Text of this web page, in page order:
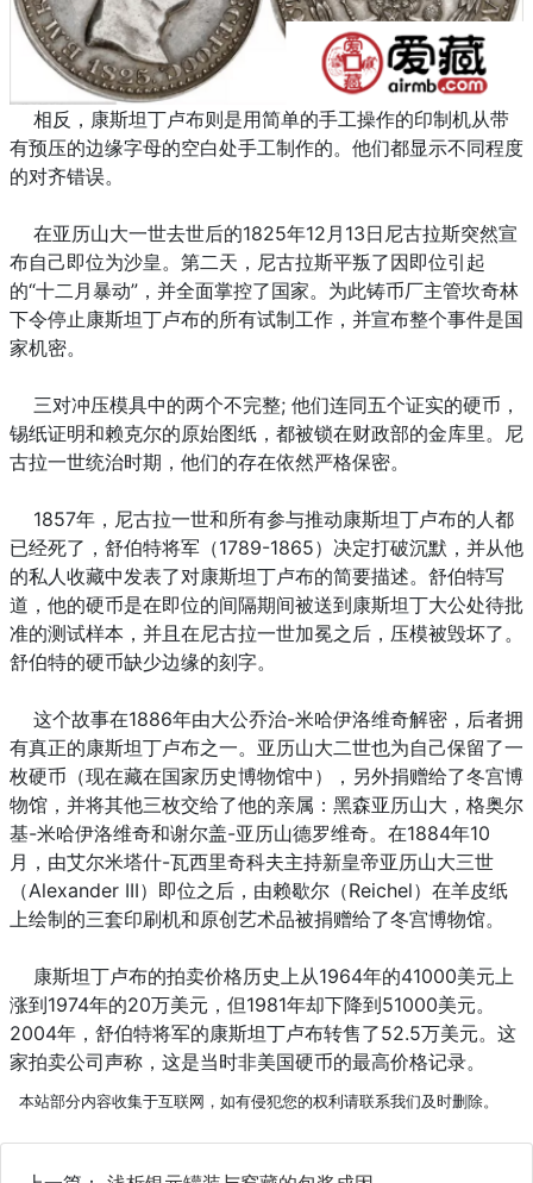
相反，康斯坦丁卢布则是用简单的手工操作的印制机从带
有预压的边缘字母的空白处手工制作的。他们都显示不同程度
的对齐错误。
在亚历山大一世去世后的1825年12月13日尼古拉斯突然宣
布自己即位为沙皇。第二天，尼古拉斯平叛了因即位引起
的“十二月暴动”，并全面掌控了国家。为此铸币厂主管坎奇林
下令停止康斯坦丁卢布的所有试制工作，并宣布整个事件是国
家机密。
三对冲压模具中的两个不完整; 他们连同五个证实的硬币，
锡纸证明和赖克尔的原始图纸，都被锁在财政部的金库里。尼
古拉一世统治时期，他们的存在依然严格保密。
1857年，尼古拉一世和所有参与推动康斯坦丁卢布的人都
已经死了，舒伯特将军（1789-1865）决定打破沉默，并从他
的私人收藏中发表了对康斯坦丁卢布的简要描述。舒伯特写
道，他的硬币是在即位的间隔期间被送到康斯坦丁大公处待批
准的测试样本，并且在尼古拉一世加冕之后，压模被毁坏了。
舒伯特的硬币缺少边缘的刻字。
这个故事在1886年由大公乔治-米哈伊洛维奇解密，后者拥
有真正的康斯坦丁卢布之一。亚历山大二世也为自己保留了一
枚硬币（现在藏在国家历史博物馆中），另外捐赠给了冬宫博
物馆，并将其他三枚交给了他的亲属：黑森亚历山大，格奥尔
基-米哈伊洛维奇和谢尔盖-亚历山德罗维奇。在1884年10
月，由艾尔米塔什-瓦西里奇科夫主持新皇帝亚历山大三世
（Alexander III）即位之后，由赖歇尔（Reichel）在羊皮纸
上绘制的三套印刷机和原创艺术品被捐赠给了冬宫博物馆。
康斯坦丁卢布的拍卖价格历史上从1964年的41000美元上
涨到1974年的20万美元，但1981年却下降到51000美元。
2004年，舒伯特将军的康斯坦丁卢布转售了52.5万美元。这
家拍卖公司声称，这是当时非美国硬币的最高价格记录。
本站部分内容收集于互联网，如有侵犯您的权利请联系我们及时删除。